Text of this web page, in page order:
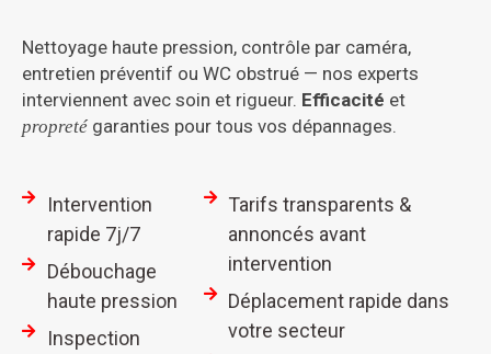
Nettoyage haute pression, contrôle par caméra,
entretien préventif ou WC obstrué — nos experts
interviennent avec soin et rigueur. Efficacité et
propreté garanties pour tous vos dépannages.
Intervention
rapide 7j/7
Débouchage
haute pression
Inspection
Tarifs transparents &
annoncés avant
intervention
Déplacement rapide dans
votre secteur